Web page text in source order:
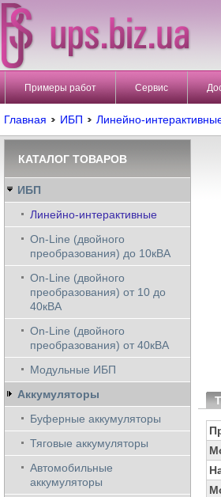
Примеры работ Сервис
Главная ИБП Линейно-
КАТАЛОГ ТОВАРОВ
ИБП
Линейно-интерактивные
On-Line (двойного
преобразования) до 10кВА
On-Line (двойного
преобразования) от 10 до
40кВА
On-Line (двойного
преобразования) от 40кВА
Модульные ИБП
Аккумуляторы
Буферные аккумуляторы
Тяговые аккумуляторы
Автомобильные
аккумуляторы